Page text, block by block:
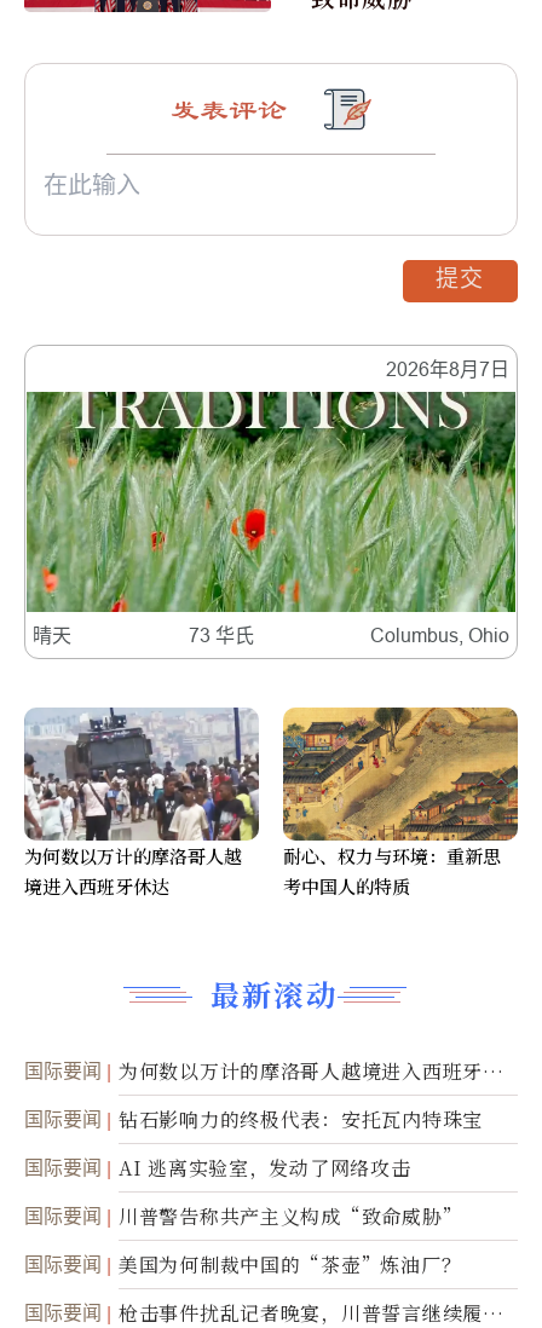
2026年8月7日
晴天 73 华氏 Columbus, Ohio
最新滚动
国际要闻
为何数以万计的摩洛哥人越境进入西班牙休
达
国际要闻 钻石影响力的终极代表：安托瓦内特珠宝
国际要闻 AI 逃离实验室，发动了网络攻击
国际要闻 川普警告称共产主义构成“致命威胁”
国际要闻 美国为何制裁中国的“茶壶”炼油厂？
国际要闻
枪击事件扰乱记者晚宴，川普誓言继续履行
发表评论
提交
为何数以万计的摩洛哥人越
境进入西班牙休达
耐心、权力与环境：重新思
考中国人的特质